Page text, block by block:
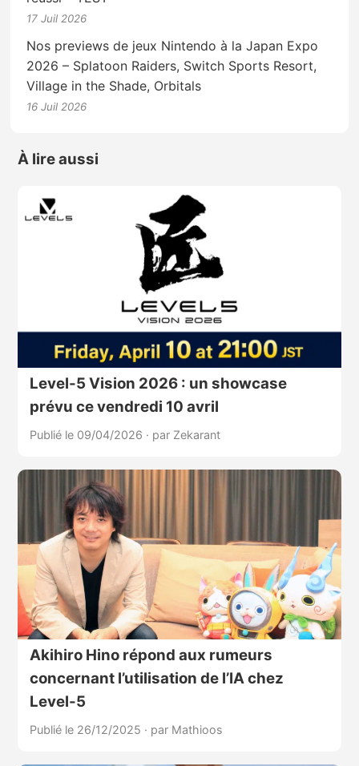
17 Juil 2026
Nos previews de jeux Nintendo à la Japan Expo
2026 – Splatoon Raiders, Switch Sports Resort,
Village in the Shade, Orbitals
16 Juil 2026
À lire aussi
Level-5 Vision 2026 : un showcase
prévu ce vendredi 10 avril
Publié le 09/04/2026 · par Zekarant
Akihiro Hino répond aux rumeurs
concernant l’utilisation de l’IA chez
Level-5
Publié le 26/12/2025 · par Mathioos